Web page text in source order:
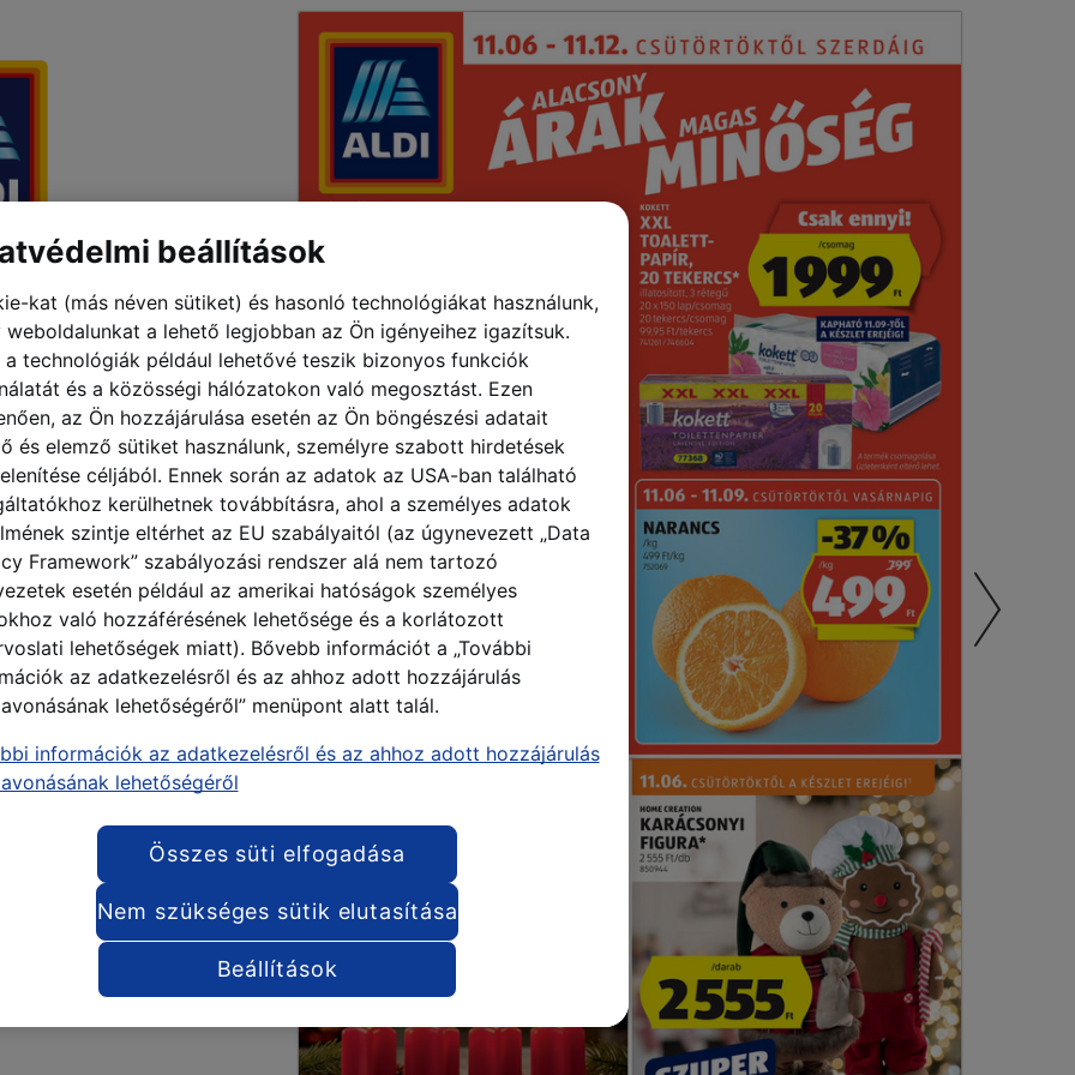
beállítások
kat (más néven sütiket) és hasonló technológiákat használunk,
weboldalunkat a lehető legjobban az Ön igényeihez igazítsuk.
a technológiák például lehetővé teszik bizonyos funkciók
és a közösségi hálózatokon való megosztást. Ezen
az Ön hozzájárulása esetén az Ön böngészési adatait
és elemző sütiket használunk, személyre szabott hirdetések
céljából. Ennek során az adatok az USA-ban található
kerülhetnek továbbításra, ahol a személyes adatok
szintje eltérhet az EU szabályaitól (az úgynevezett „Data
Framework” szabályozási rendszer alá nem tartozó
esetén például az amerikai hatóságok személyes
való hozzáférésének lehetősége és a korlátozott
lehetőségek miatt). Bővebb információt a „További
az adatkezelésről és az ahhoz adott hozzájárulás
lehetőségéről” menüpont alatt talál.
információk az adatkezelésről és az ahhoz adott hozzájárulás
lehetőségéről
Beállítások
Nem szükséges sütik elutasítása
Összes süti elfogadása